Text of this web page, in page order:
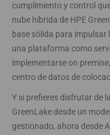
cumplimiento y control
nube híbrida de HPE
base sólida para
una plataforma como
implementarse on
centro de datos de
Y si prefieres disfrutar de
GreenLake desde un
gestionado, ahora desde